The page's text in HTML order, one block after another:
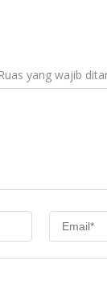
Ruas yang wajib